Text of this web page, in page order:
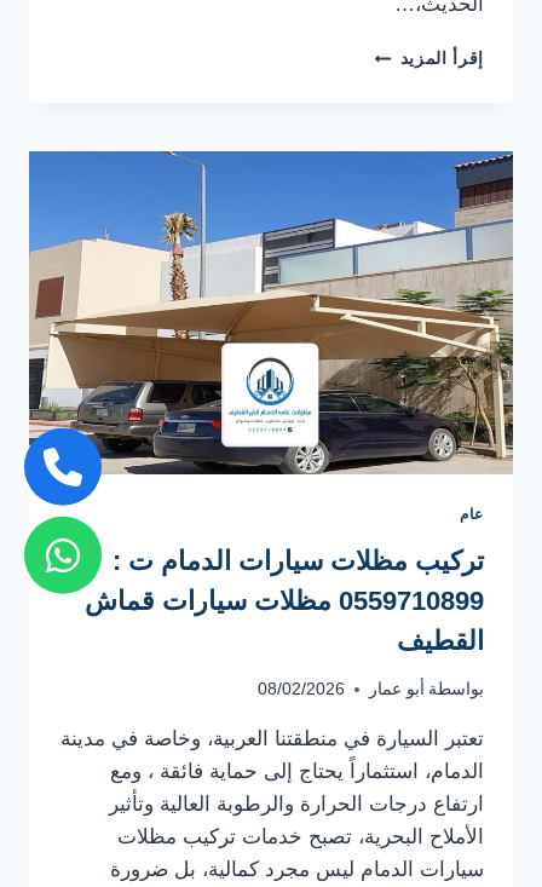
الحديث،…
إقرأ المزيد تصميم
ت:
مظلات
حديثة
الخبر
عام
تركيب مظلات سيارات الدمام ت :
0559710899 مظلات سيارات قماش
القطيف
بواسطة أبو عمار 08/02/2026
​تعتبر السيارة في منطقتنا العربية، وخاصة في مدينة
الدمام، استثماراً يحتاج إلى حماية فائقة ، ومع
ارتفاع درجات الحرارة والرطوبة العالية وتأثير
الأملاح البحرية، تصبح خدمات تركيب مظلات
سيارات الدمام ليس مجرد كمالية، بل ضرورة